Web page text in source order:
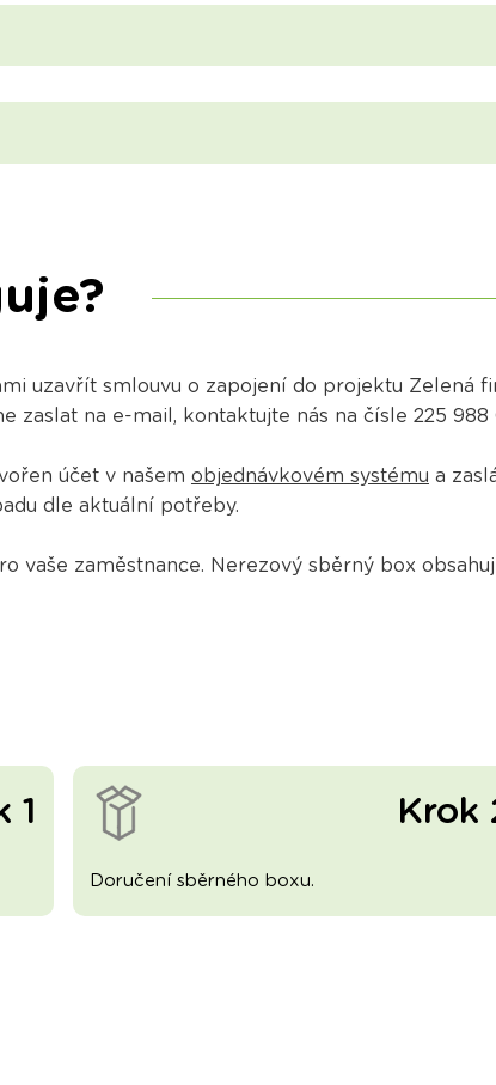
uzavřít smlouvu o zapojení do projektu Zelená
zaslat na e-mail, kontaktujte nás na čísle 225
účet v našem objednávkovém systému a
dle aktuální potřeby.
vaše zaměstnance. Nerezový sběrný box
1 Krok
Doručení sběrného boxu.